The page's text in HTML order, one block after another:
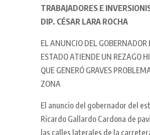
TRABAJADORES E
DIP. CÉSAR LARA ROCHA
EL ANUNCIO DEL GOBERNADOR
ESTADO ATIENDE UN REZAGO
QUE GENERÓ GRAVES
ZONA
El anuncio del gobernador del
Ricardo Gallardo Cardona de
las calles laterales de la